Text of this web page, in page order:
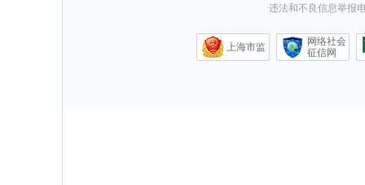
违法和不良信息举报
上海市监
网络社会
征信网